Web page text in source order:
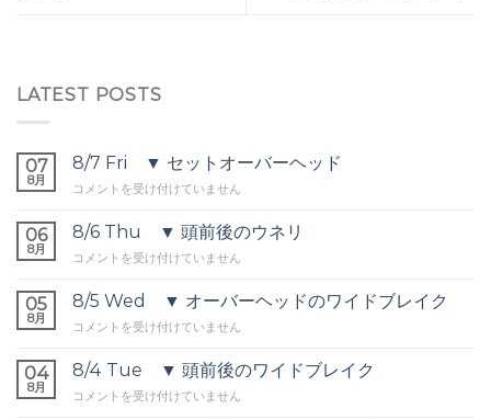
LATEST POSTS
07
8月
8/7 Fri ▼ セットオーバーヘッド
8/7
▼
セ
ッ
オ
バ
ヘ
ッ
コメントを受け付けていません
06
8月
8/6 Thu ▼ 頭前後のウネリ
8/6
▼
頭
前
の
ネ
コメントを受け付けていません
05
8月
8/5 Wed ▼ オーバーヘッドのワイドブレイク
8/5
▼
オ
ー
コメントを受け付けていません
04
8月
8/4 Tue ▼ 頭前後のワイドブレイク
8/4
コメントを受け付けていません